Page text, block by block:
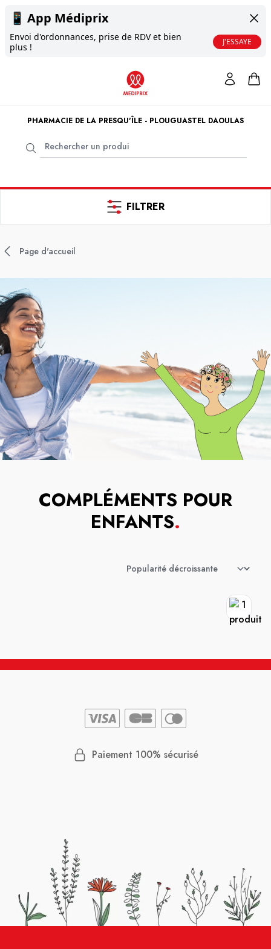
📱 App Médiprix
Envoi d'ordonnances, prise de RDV et bien
plus !
J'ESSAYE
PHARMACIE DE LA PRESQU'ÎLE - PLOUGUASTEL DAOULAS
FILTRER
Page d'accueil
COMPLÉMENTS POUR
ENFANTS.
Paiement 100% sécurisé